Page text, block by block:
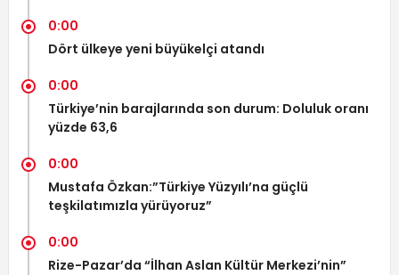
0:00
Dört ülkeye yeni büyükelçi atandı
0:00
Türkiye’nin barajlarında son durum: Doluluk oranı
yüzde 63,6
0:00
Mustafa Özkan:”Türkiye Yüzyılı’na güçlü
teşkilatımızla yürüyoruz”
0:00
Rize-Pazar’da “İlhan Aslan Kültür Merkezi’nin”